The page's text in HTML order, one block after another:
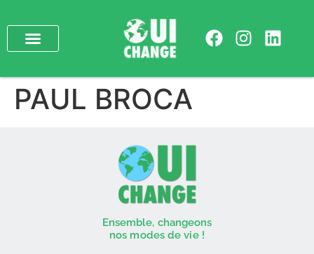
PAUL BROCA
Ensemble, changeons
nos modes de vie !